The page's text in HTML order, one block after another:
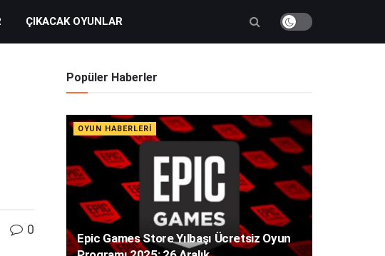
ÇIKACAK OYUNLAR
0
Popüler Haberler
OYUN HABERLERI
Epic Games Store Yılbaşı Ücretsiz Oyun